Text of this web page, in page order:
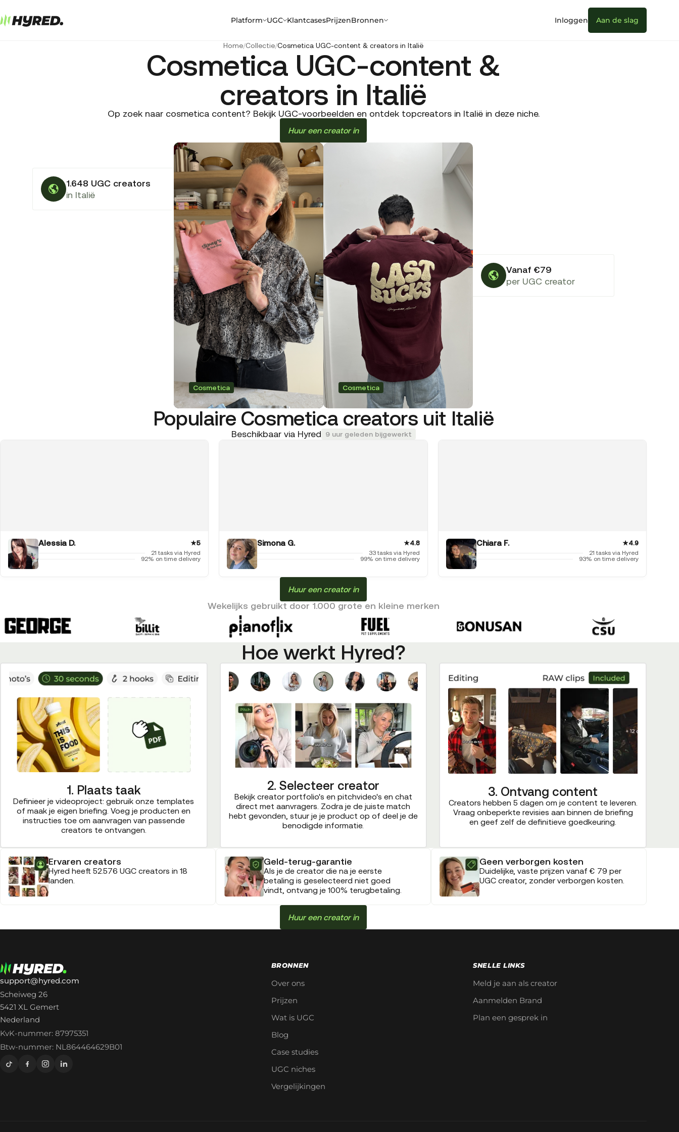
Platform UGC KlantcasesPrijzenBronnen Inloggen Aan de slag
Home/Collectie/Cosmetica UGC-content & creators in Italië
Cosmetica UGC-content &
creators in Italië
Op zoek naar cosmetica content? Bekijk UGC-voorbeelden en ontdek topcreators in Italië in deze niche.
Huur een creator in
1.648 UGC creators
in Italië
Cosmetica Cosmetica
Vanaf €79
per UGC creator
Populaire Cosmetica creators uit Italië
Beschikbaar via Hyred 9 uur geleden bijgewerkt
Alessia D. ★5
21 tasks via Hyred
92% on time delivery
Simona G. ★4.8
33 tasks via Hyred
99% on time delivery
Chiara F. ★4.9
21 tasks via Hyred
93% on time delivery
Huur een creator in
Wekelijks gebruikt door 1.000 grote en kleine merken
Hoe werkt Hyred?
1. Plaats taak
Definieer je videoproject: gebruik onze templates
of maak je eigen briefing. Voeg je producten en
instructies toe om aanvragen van passende
creators te ontvangen.
2. Selecteer creator
Bekijk creator portfolio's en pitchvideo's en chat
direct met aanvragers. Zodra je de juiste match
hebt gevonden, stuur je je product op of deel je de
benodigde informatie.
3. Ontvang content
Creators hebben 5 dagen om je content te leveren.
Vraag onbeperkte revisies aan binnen de briefing
en geef zelf de definitieve goedkeuring.
Ervaren creators
Hyred heeft 52.576 UGC creators in 18
landen.
Geld-terug-garantie
Als je de creator die na je eerste
betaling is geselecteerd niet goed
vindt, ontvang je 100% terugbetaling.
Geen verborgen kosten
Duidelijke, vaste prijzen vanaf € 79 per
UGC creator, zonder verborgen kosten.
Huur een creator in
support@hyred.com
Scheiweg 26
5421 XL Gemert
Nederland
KvK-nummer: 87975351
Btw-nummer: NL864464629B01
BRONNEN
Over ons
Prijzen
Wat is UGC
Blog
Case studies
UGC niches
Vergelijkingen
SNELLE LINKS
Meld je aan als creator
Aanmelden Brand
Plan een gesprek in